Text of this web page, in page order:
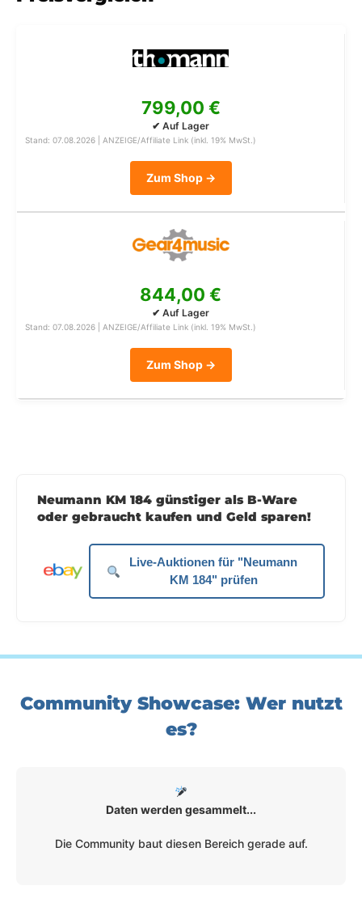
799,00 €
✔ Auf Lager
Stand: 07.08.2026 | ANZEIGE/Affiliate Link (inkl. 19% MwSt.)
Zum Shop →
844,00 €
✔ Auf Lager
Stand: 07.08.2026 | ANZEIGE/Affiliate Link (inkl. 19% MwSt.)
Zum Shop →
Neumann KM 184 günstiger als B-Ware
oder gebraucht kaufen und Geld sparen!
Live-Auktionen für "Neumann
KM 184" prüfen
Community Showcase: Wer nutzt
es?
Daten werden gesammelt...
Die Community baut diesen Bereich gerade auf.